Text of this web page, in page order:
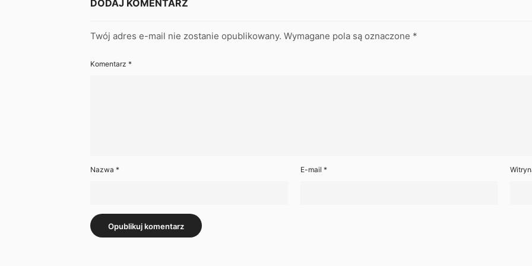
DODAJ KOMENTARZ
Twój adres e-mail nie zostanie opublikowany. Wymagane pola są oznaczone *
Komentarz *
Nazwa * E-mail *